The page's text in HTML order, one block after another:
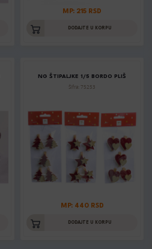
MP: 215 RSD
DODAJTE U KORPU
NG ŠTIPALJKE 1/5 BORDO PLIŠ
Šifra: 75253
MP: 440 RSD
DODAJTE U KORPU